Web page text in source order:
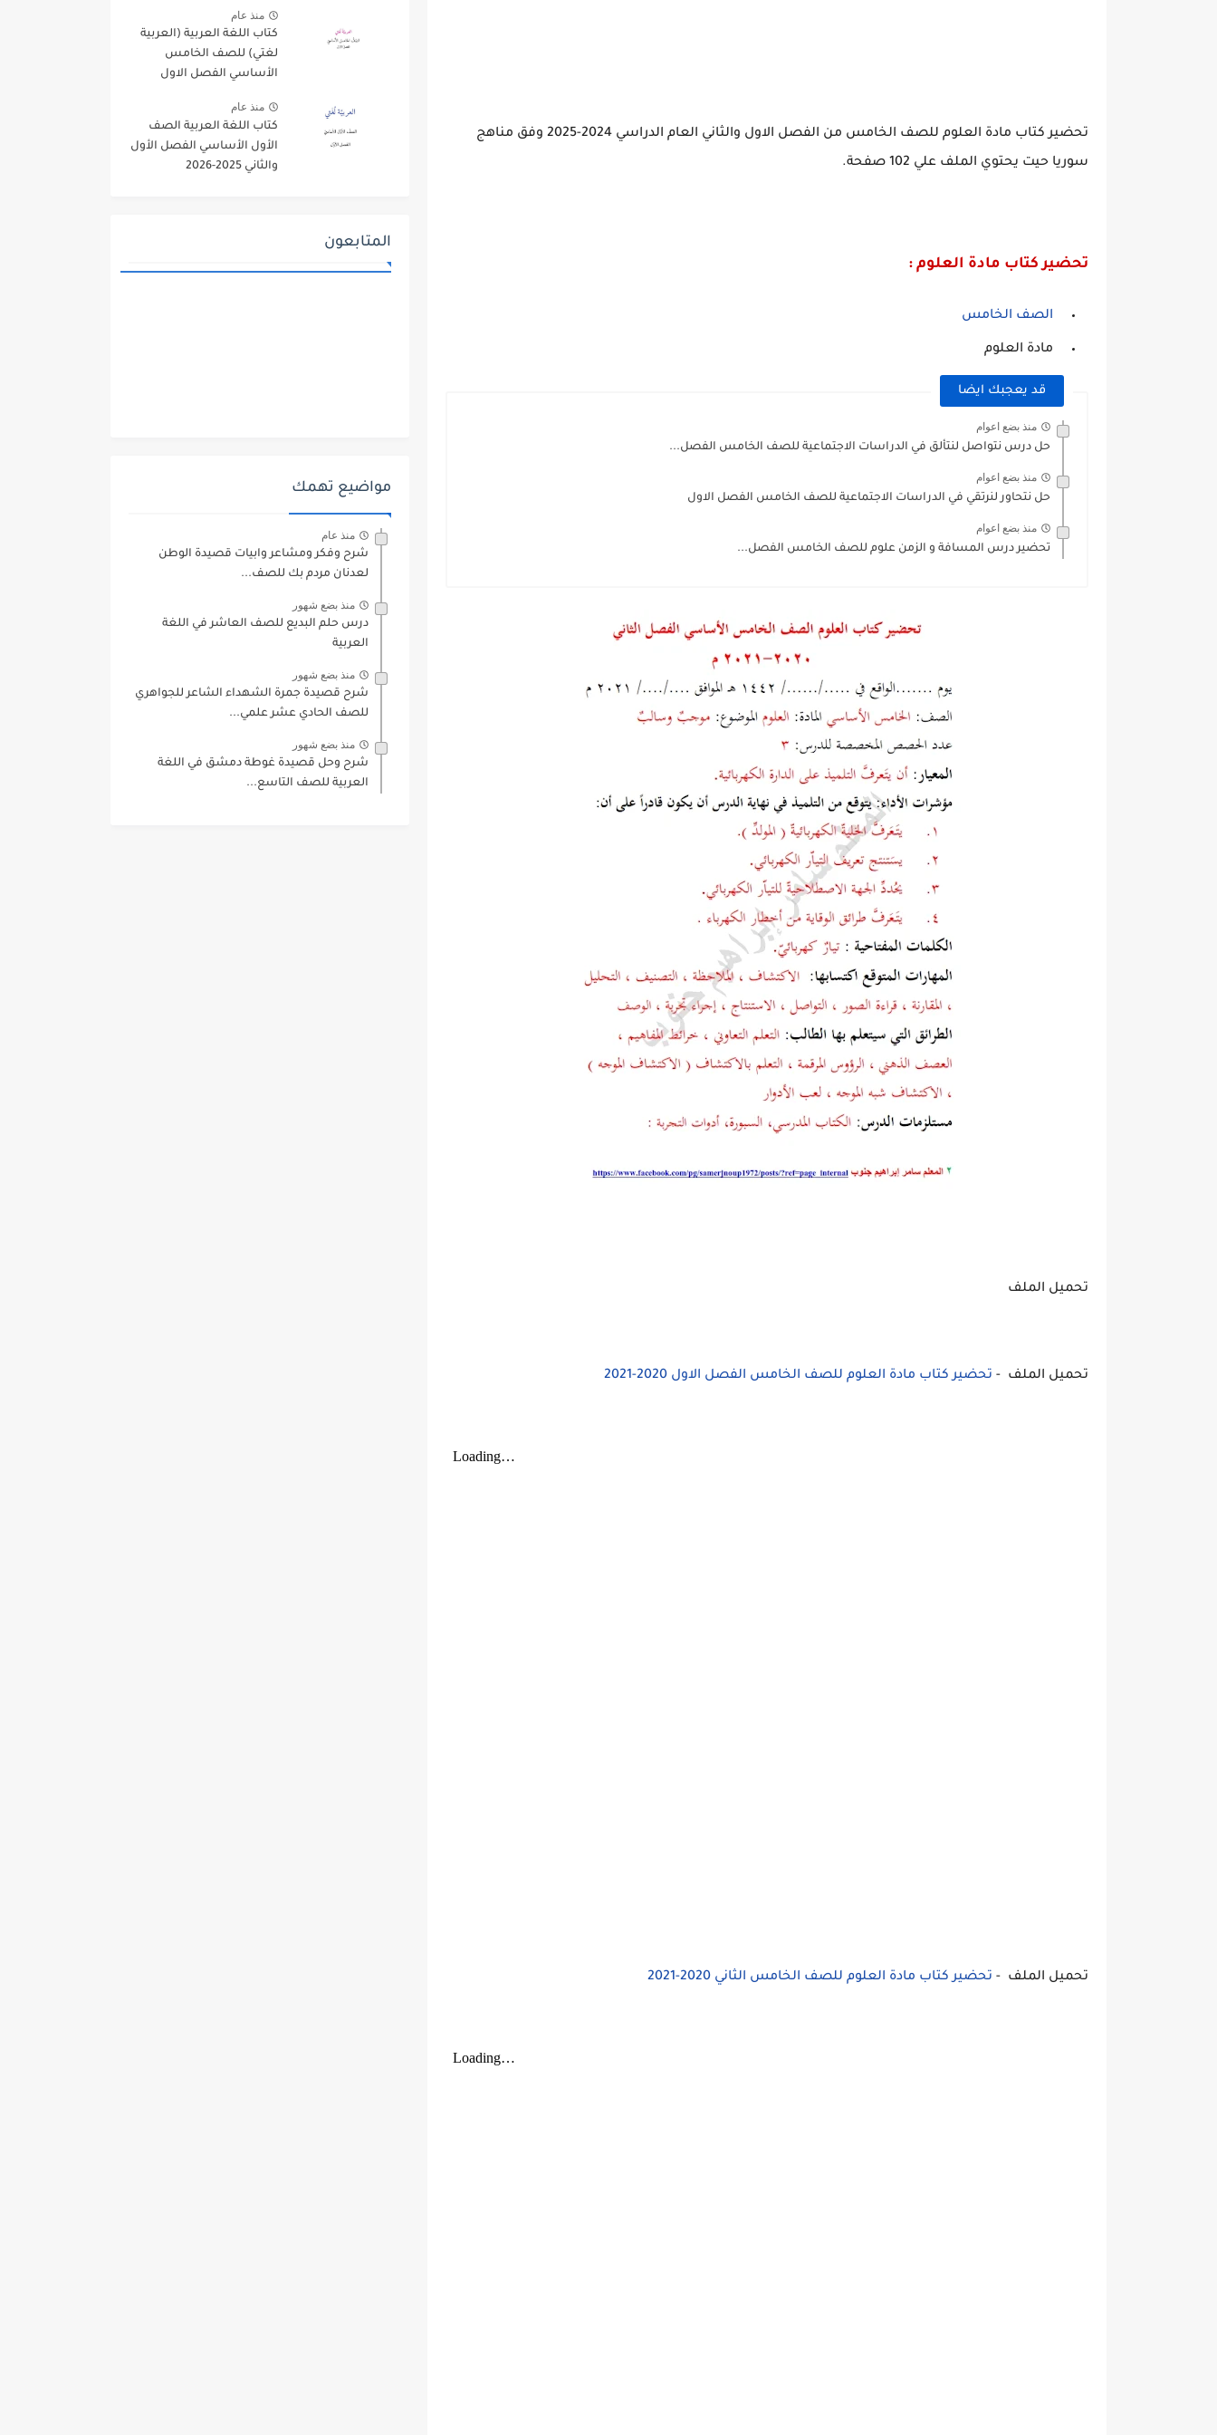
تحضير كتاب مادة العلوم للصف الخامس من الفصل الاول والثاني العام الدراسي 2024-2025 وفق مناهج
سوريا حيت يحتوي الملف علي 102 صفحة.
تحضير كتاب مادة العلوم :
الصف الخامس
مادة العلوم
قد يعجبك ايضا
منذ بضع اعوام
حل درس نتواصل لنتألق في الدراسات الاجتماعية للصف الخامس الفصل...
منذ بضع اعوام
حل نتحاور لنرتقي في الدراسات الاجتماعية للصف الخامس الفصل الاول
منذ بضع اعوام
تحضير درس المسافة و الزمن علوم للصف الخامس الفصل...
تحميل الملف
تحميل الملف - تحضير كتاب مادة العلوم للصف الخامس الفصل الاول 2020-2021
تحميل الملف - تحضير كتاب مادة العلوم للصف الخامس الثاني 2020-2021
منذ عام
كتاب اللغة العربية (العربية
لغتي) للصف الخامس
الأساسي الفصل الاول
منذ عام
كتاب اللغة العربية الصف
الأول الأساسي الفصل الأول
والثاني 2025-2026
المتابعون
مواضيع تهمك
منذ عام
شرح وفكر ومشاعر وابيات قصيدة الوطن
لعدنان مردم بك للصف...
منذ بضع شهور
درس حلم البديع للصف العاشر في اللغة
العربية
منذ بضع شهور
شرح قصيدة جمرة الشهداء الشاعر للجواهري
للصف الحادي عشر علمي...
منذ بضع شهور
شرح وحل قصيدة غوطة دمشق في اللغة
العربية للصف التاسع...